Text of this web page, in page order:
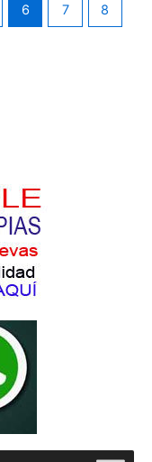
6 7 8